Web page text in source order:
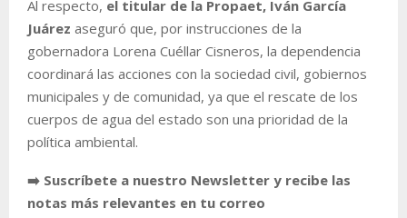
Al respecto, el titular de la Propaet, Iván García
Juárez aseguró que, por instrucciones de la
gobernadora Lorena Cuéllar Cisneros, la dependencia
coordinará las acciones con la sociedad civil, gobiernos
municipales y de comunidad, ya que el rescate de los
cuerpos de agua del estado son una prioridad de la
política ambiental.
➡️ Suscríbete a nuestro Newsletter y recibe las
notas más relevantes en tu correo